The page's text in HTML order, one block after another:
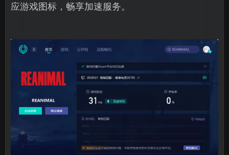
应游戏图标，畅享加速服务。